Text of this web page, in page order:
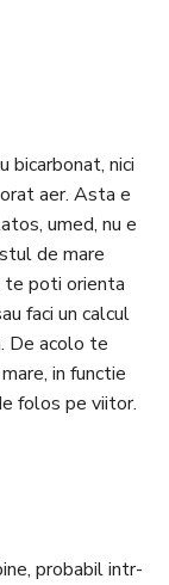
bicarbonat, nici
aer. Asta e
umed, nu e
de mare
te poti orienta
faci un calcul
De acolo te
in functie
folos pe viitor.
probabil intr-